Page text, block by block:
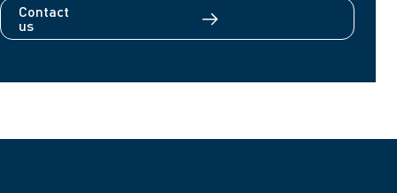
Contact
us